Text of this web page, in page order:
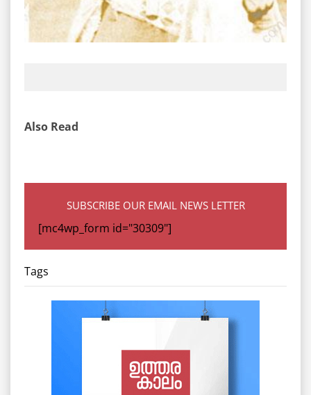
Also Read
SUBSCRIBE OUR EMAIL NEWS LETTER
[mc4wp_form id="30309"]
Tags